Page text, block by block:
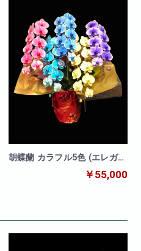
胡蝶蘭 カラフル5色 (エレガン
￥55,000